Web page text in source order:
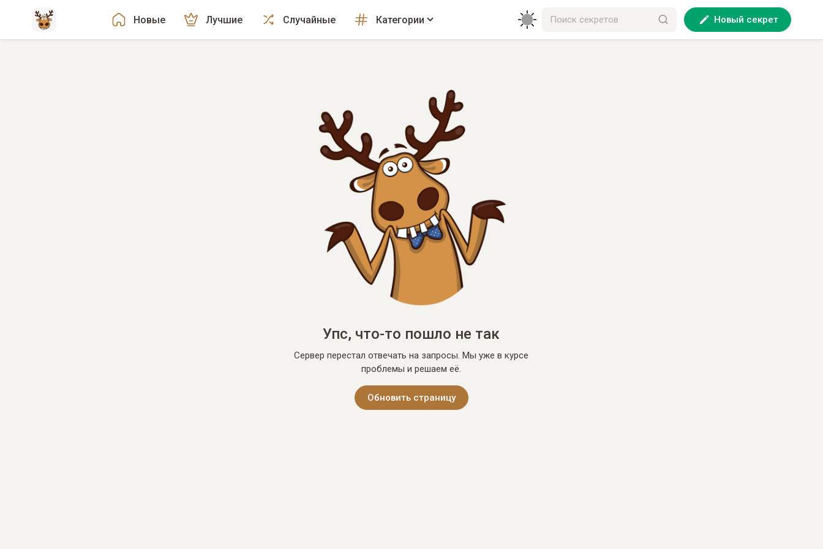
Новые Лучшие Случайные Категории Новый секрет
Упс, что-то пошло не так
Сервер перестал отвечать на запросы. Мы уже в курсе
проблемы и решаем её.
Обновить страницу